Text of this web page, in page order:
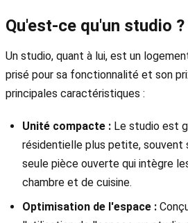
Qu'est-ce qu'un studio ?
Un studio, quant à lui, est un
prisé pour sa fonctionnalité et son
principales caractéristiques :
Unité compacte : Le studio est
résidentielle plus petite, souvent
seule pièce ouverte qui intègre
chambre et de cuisine.
Optimisation de l'espace :